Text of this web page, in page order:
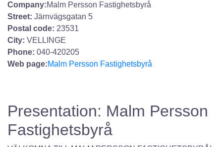
Company:Malm Persson Fastighetsbyrå
Street: Järnvägsgatan 5
Postal code: 23531
City: VELLINGE
Phone: 040-420205
Web page:Malm Persson Fastighetsbyrå
Presentation: Malm Persson
Fastighetsbyrå